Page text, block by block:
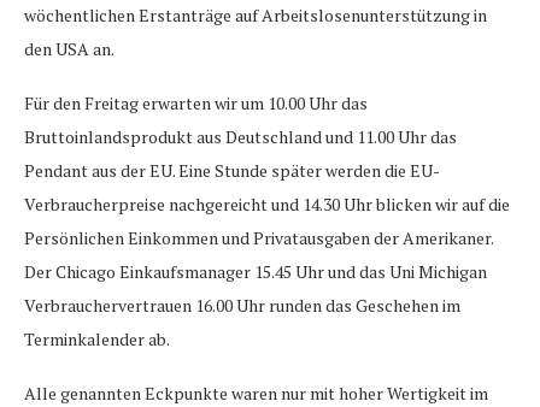
wöchentlichen Erstanträge auf Arbeitslosenunterstützung in
den USA an.
Für den Freitag erwarten wir um 10.00 Uhr das
Bruttoinlandsprodukt aus Deutschland und 11.00 Uhr das
Pendant aus der EU. Eine Stunde später werden die EU-
Verbraucherpreise nachgereicht und 14.30 Uhr blicken wir auf die
Persönlichen Einkommen und Privatausgaben der Amerikaner.
Der Chicago Einkaufsmanager 15.45 Uhr und das Uni Michigan
Verbrauchervertrauen 16.00 Uhr runden das Geschehen im
Terminkalender ab.
Alle genannten Eckpunkte waren nur mit hoher Wertigkeit im